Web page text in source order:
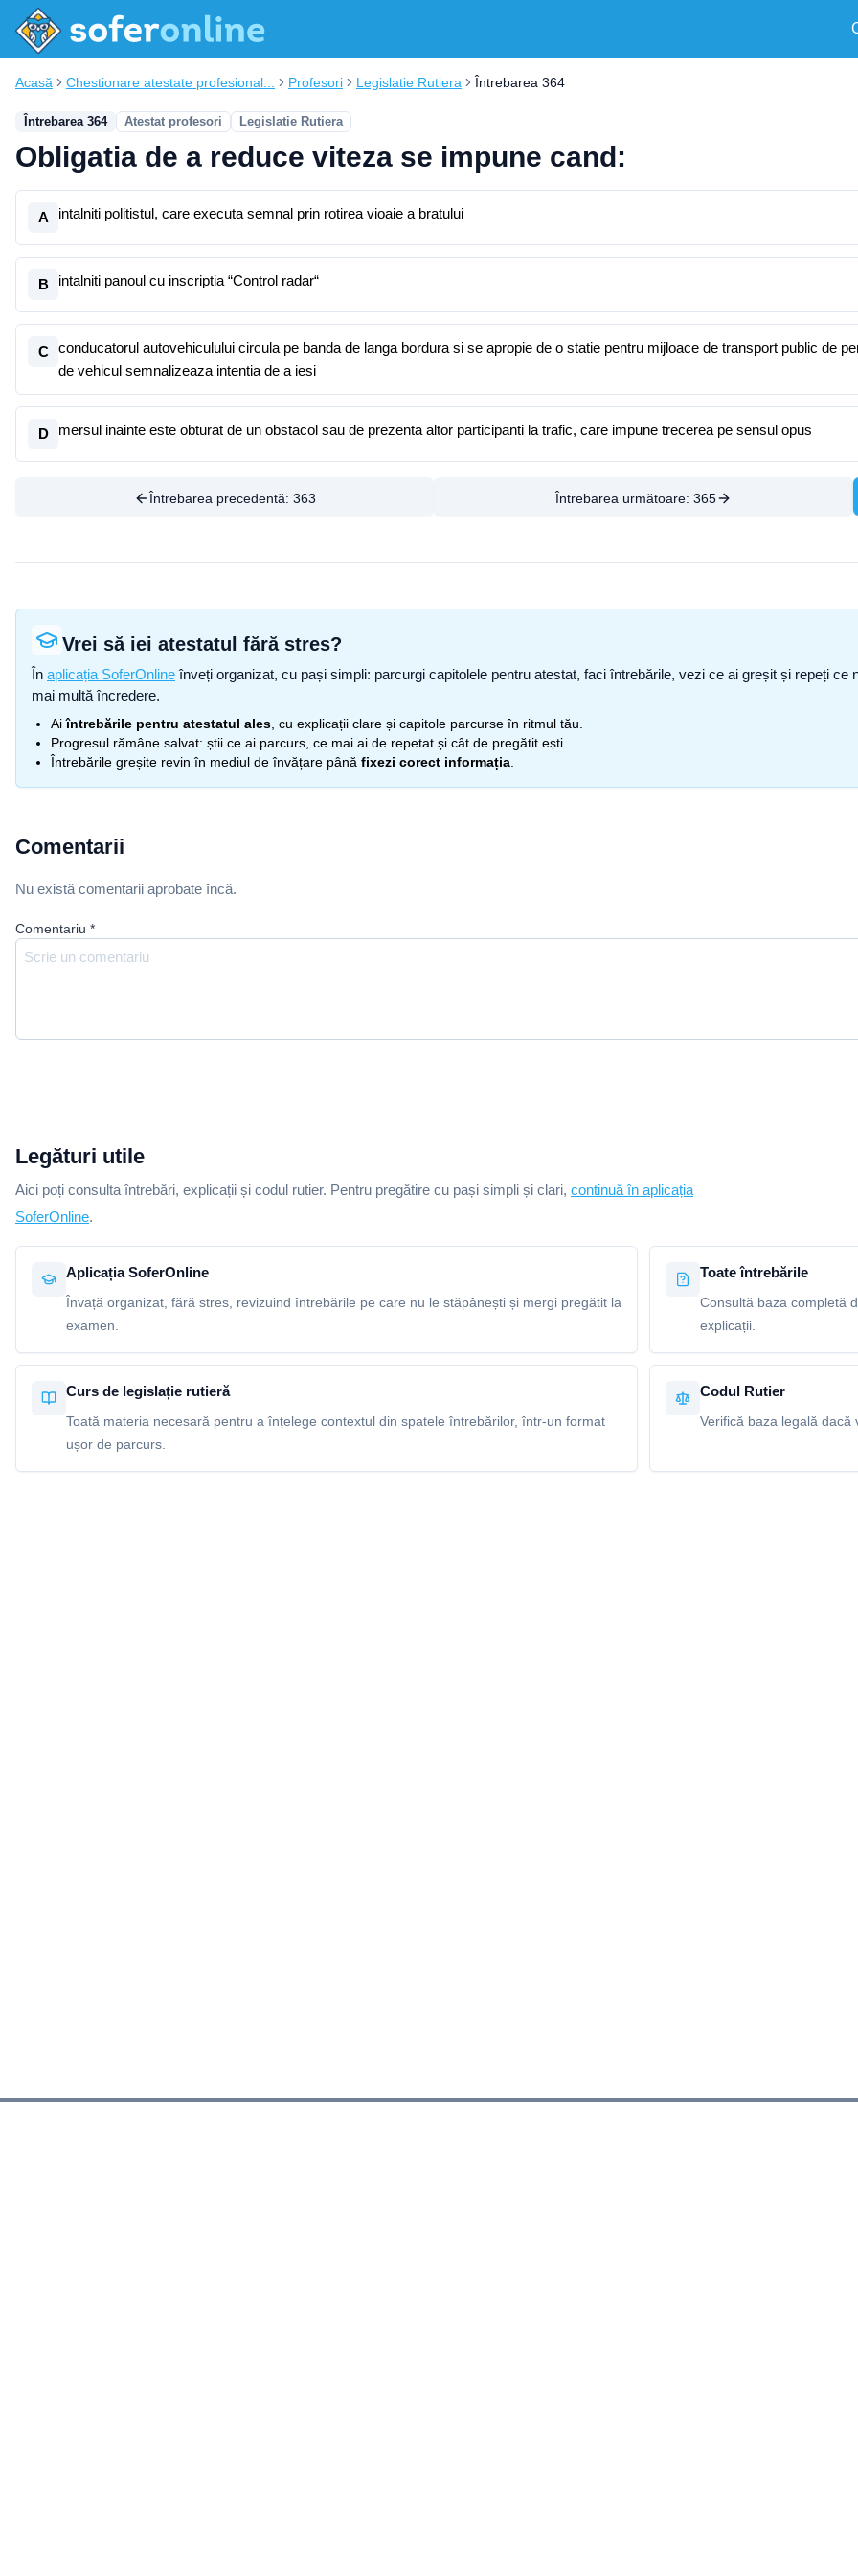
Acasă Chestionare atestate profesional... Profesori Legislatie Rutiera Întrebarea 364
Întrebarea 364 Atestat profesori Legislatie Rutiera
Obligatia de a reduce viteza se impune cand:
A intalniti politistul, care executa semnal prin rotirea vioaie a bratului
B intalniti panoul cu inscriptia “Control radar“
C
conducatorul autovehiculului circula pe banda de langa bordura si se apropie de o statie pentru mijloace de transport public de
de vehicul semnalizeaza intentia de a iesi
D mersul inainte este obturat de un obstacol sau de prezenta altor participanti la trafic, care impune trecerea pe sensul opus
Întrebarea precedentă: 363 Întrebarea următoare: 365
Vrei să iei atestatul fără stres?
În aplicația SoferOnline înveți organizat, cu pași simpli: parcurgi capitolele pentru atestat, faci întrebările, vezi ce ai greșit și repeți
mai multă încredere.
Aiîntrebările pentru atestatul ales , cu explicații clare și capitole parcurse în ritmul tău.
Progresul rămâne salvat: știi ce ai parcurs, ce mai ai de repetat și cât de pregătit ești.
Întrebările greșite revin în mediul de învățare până fixezi corect informația
Comentarii
Nu există comentarii aprobate încă.
Comentariu *
Legături utile
Aici poți consulta întrebări, explicații și codul rutier. Pentru pregătire cu pași simpli și clari, continuă în aplicația
SoferOnline.
Aplicația SoferOnline
Învață organizat, fără stres, revizuind întrebările pe care nu le stăpânești și mergi pregătit la
examen.
Toate întrebările
Consultă baza completă
explicații.
Curs de legislație rutieră
Toată materia necesară pentru a înțelege contextul din spatele întrebărilor, într-un format
ușor de parcurs.
Codul Rutier
Verifică baza legală dacă